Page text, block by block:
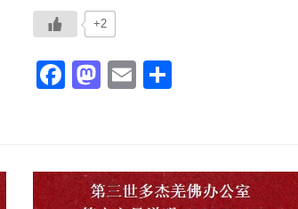
+2
Facebook
Mastodon
Email